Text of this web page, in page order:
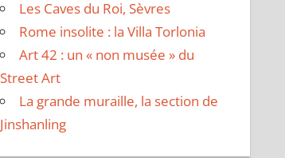
Les Caves du Roi, Sèvres
Rome insolite : la Villa Torlonia
Art 42 : un « non musée » du
Street Art
La grande muraille, la section de
Jinshanling